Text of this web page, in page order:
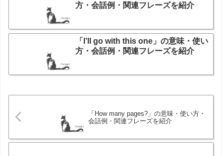
方・会話例・関連フレーズを紹介
「I’ll go with this one」の意味・使い
方・会話例・関連フレーズを紹介
「How many pages?」の意味・使い方・
会話例・関連フレーズを紹介